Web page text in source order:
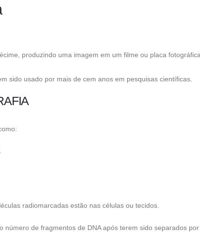
produzindo uma imagem em um filme ou placa fotográfica.
sido usado por mais de cem anos em pesquisas científicas.
radiomarcadas estão nas células ou tecidos.
de fragmentos de DNA após terem sido separados por